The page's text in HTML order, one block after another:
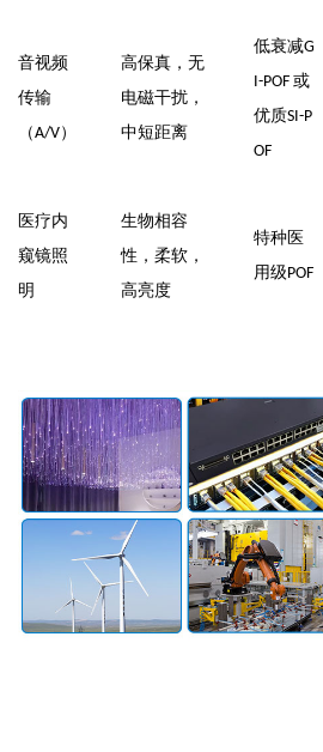
音视频
传输
（A/V）
高保真，无
电磁干扰，
中短距离
低衰减G
I-POF 或
优质SI-P
OF
医疗内
窥镜照
明
生物相容
性，柔软，
高亮度
特种医
用级 POF